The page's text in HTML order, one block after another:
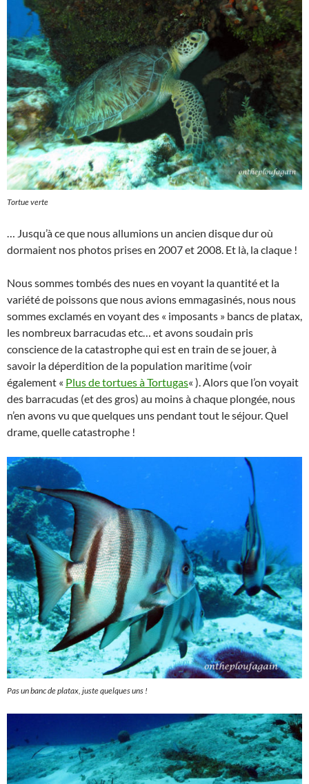
Tortue verte
… Jusqu’à ce que nous allumions un ancien disque dur où
dormaient nos photos prises en 2007 et 2008. Et là, la claque !
Nous sommes tombés des nues en voyant la quantité et la
variété de poissons que nous avions emmagasinés, nous nous
sommes exclamés en voyant des « imposants » bancs de platax,
les nombreux barracudas etc… et avons soudain pris
conscience de la catastrophe qui est en train de se jouer, à
savoir la déperdition de la population maritime (voir
également « Plus de tortues à Tortugas« ). Alors que l’on voyait
des barracudas (et des gros) au moins à chaque plongée, nous
n’en avons vu que quelques uns pendant tout le séjour. Quel
drame, quelle catastrophe !
Pas un banc de platax, juste quelques uns !